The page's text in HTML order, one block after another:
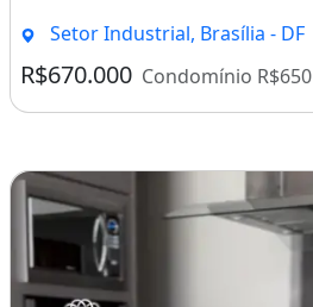
Setor Industrial, Brasília - DF
R$670.000 Condomínio R$650